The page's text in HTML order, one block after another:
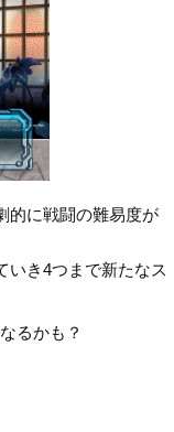
的に戦闘の難易度が
いき4つまで新たなス
るかも？